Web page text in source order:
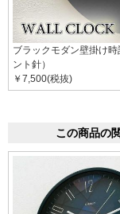
ブラックモダン壁掛け時
ント針）
￥7,500(税抜)
この商品の